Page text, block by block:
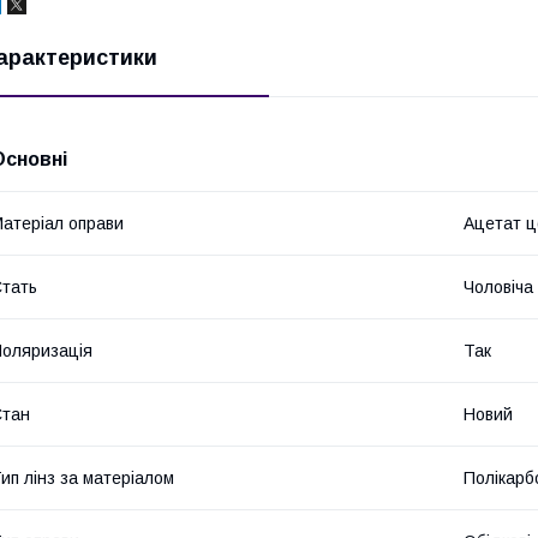
оправи Ацетат
Чоловіча
Так
Новий
лінз за матеріалом